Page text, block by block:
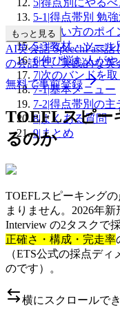
5|得点別にやる
5-1 |得点帯別 勉
5-2 |使い方のポイ
5-3|教材・ツール
6|伸び悩む人が
7|次のバンドを
7-1|基本メニュー
7-2|得点帯別の主
8|よくある質問
9| まとめ
もっと見る
AI英会話 SpeechPass話
の会話で、実践的な英
無料で事前登録
TOEFLスピー
るのか
TOEFLスピーキング
まりません。2026年新
Interview の2タスクで
正確さ・構成・完走率
（ETS公式の採点デ
のです）。
横にスクロールで